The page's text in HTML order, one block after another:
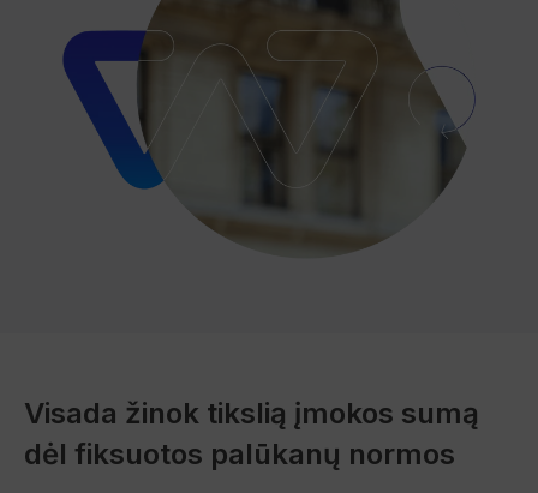
Visada žinok tikslią įmokos sumą
dėl fiksuotos palūkanų normos